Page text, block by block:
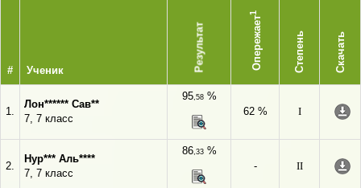
# Ученик Результат Опережает
1
Степень Скачать
1.
Лон****** Сав**
7, 7 класс
95,58%
62 %
I
2.
Нур*** Аль****
7, 7 класс
86,33%
-
II